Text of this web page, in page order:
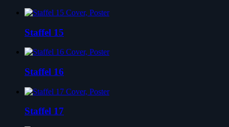
Staffel 15
Staffel 16
Staffel 17